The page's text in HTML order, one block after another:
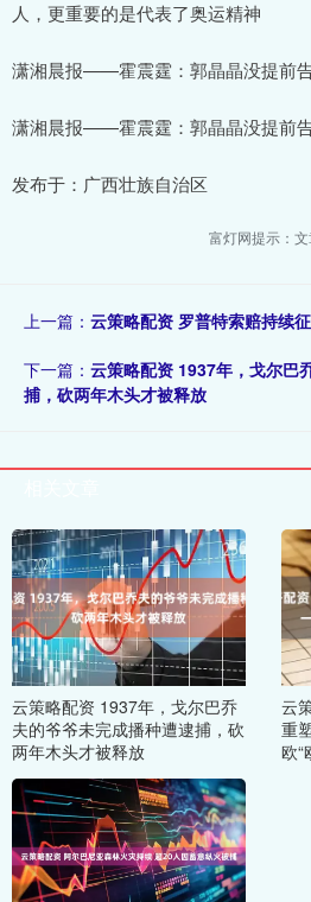
人，更重要的是代表了奥运精神
潇湘晨报——霍震霆：郭晶晶没提前
潇湘晨报——霍震霆：郭晶晶没提前
发布于：广西壮族自治区
富灯网提示：文
上一篇： 云策略配资 罗普特索赔持续
下一篇： 云策略配资 1937年，戈尔巴
捕，砍两年木头才被释放
云策略配资 1937年，戈尔巴乔
夫的爷爷未完成播种遭逮捕，砍
两年木头才被释放
云
重
欧“